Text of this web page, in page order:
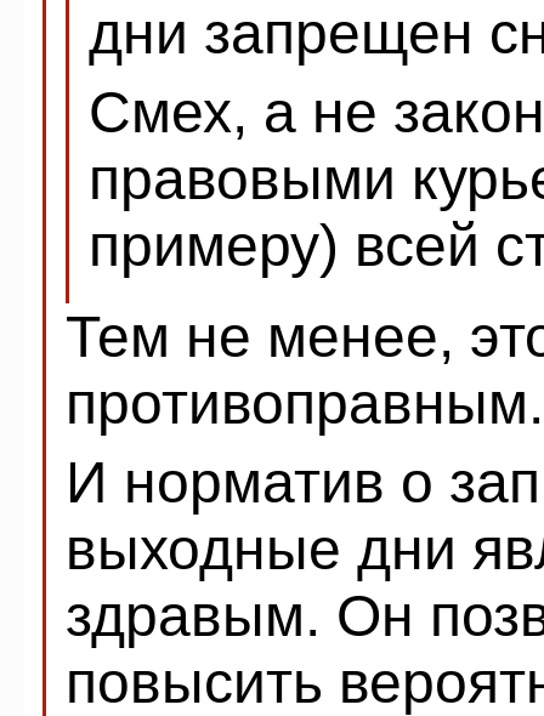
дни запрещен
Смех, а не
правовыми
примеру) всей
Тем не менее,
противоправным.
И норматив о
выходные дни
здравым. Он
повысить